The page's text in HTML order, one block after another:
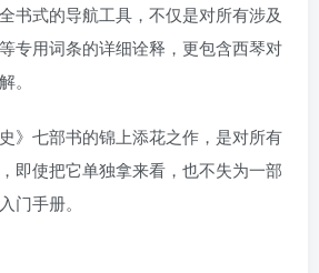
书式的导航工具，不仅是对所有涉及
专用词条的详细诠释，更包含西琴对
。
》七部书的锦上添花之作，是对所有
即使把它单独拿来看，也不失为一部
门手册。